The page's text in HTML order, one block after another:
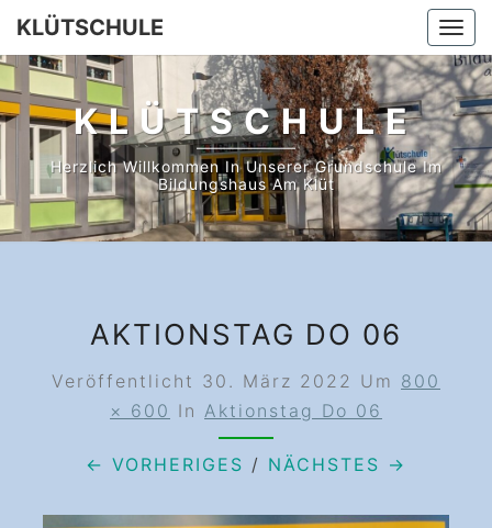
Skip
content
KLÜTSCHULE
KLÜTSCHULE
Herzlich Willkommen In Unserer Grundschule Im
Bildungshaus Am Klüt
AKTIONSTAG DO 06
Veröffentlicht 30. März 2022 Um 800
× 600 In Aktionstag Do 06
← VORHERIGES / NÄCHSTES →